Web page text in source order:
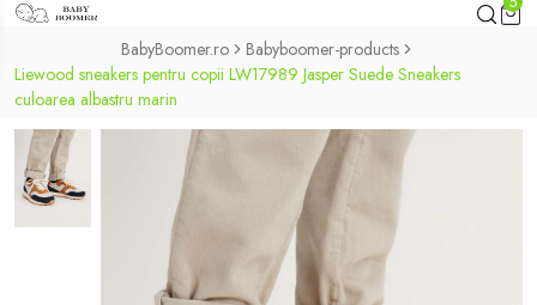
BabyBoomer.ro
Babyboomer-products
Liewood sneakers pentru copii LW17989 Jasper Suede Sneakers
culoarea albastru marin